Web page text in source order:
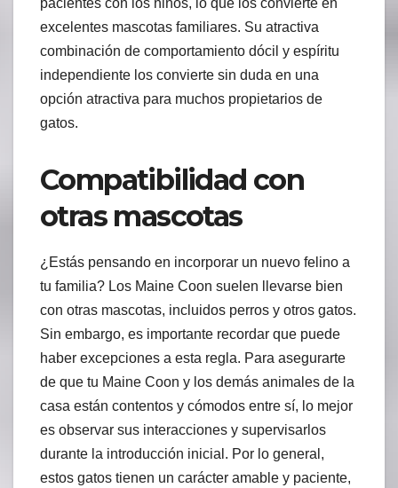
excelentes mascotas familiares. Su atractiva
combinación de comportamiento dócil y espíritu
independiente los convierte sin duda en una
opción atractiva para muchos propietarios de
gatos.
Compatibilidad con
otras mascotas
¿Estás pensando en incorporar un nuevo felino a
tu familia? Los Maine Coon suelen llevarse bien
con otras mascotas, incluidos perros y otros gatos.
Sin embargo, es importante recordar que puede
haber excepciones a esta regla. Para asegurarte
de que tu Maine Coon y los demás animales de la
casa están contentos y cómodos entre sí, lo mejor
es observar sus interacciones y supervisarlos
durante la introducción inicial. Por lo general,
estos gatos tienen un carácter amable y paciente,